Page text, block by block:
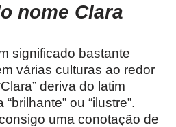
nome Clara
significado bastante
várias culturas ao redor
deriva do latim
ou “ilustre”.
uma conotação de